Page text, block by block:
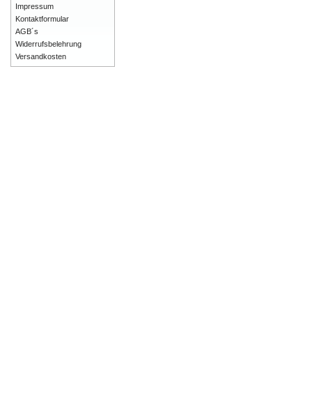
Impressum
Kontaktformular
AGB´s
Widerrufsbelehrung
Versandkosten